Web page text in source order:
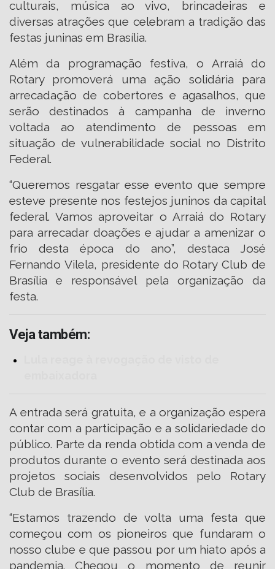
culturais, música ao vivo, brincadeiras e
diversas atrações que celebram a tradição das
festas juninas em Brasília.
Além da programação festiva, o Arraiá do
Rotary promoverá uma ação solidária para
arrecadação de cobertores e agasalhos, que
serão destinados à campanha de inverno
voltada ao atendimento de pessoas em
situação de vulnerabilidade social no Distrito
Federal.
“Queremos resgatar esse evento que sempre
esteve presente nos festejos juninos da capital
federal. Vamos aproveitar o Arraiá do Rotary
para arrecadar doações e ajudar a amenizar o
frio desta época do ano”, destaca José
Fernando Vilela, presidente do Rotary Club de
Brasília e responsável pela organização da
festa.
Veja também:
A entrada será gratuita, e a organização espera
contar com a participação e a solidariedade do
público. Parte da renda obtida com a venda de
produtos durante o evento será destinada aos
projetos sociais desenvolvidos pelo Rotary
Club de Brasília.
“Estamos trazendo de volta uma festa que
começou com os pioneiros que fundaram o
nosso clube e que passou por um hiato após a
pandemia. Chegou o momento de reunir